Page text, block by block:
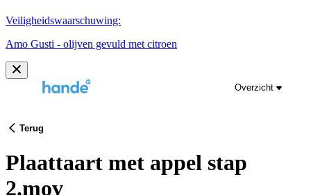
Veiligheidswaarschuwing:
Amo Gusti - olijven gevuld met citroen
Overzicht
Terug
Plaattaart met appel stap
2.mov